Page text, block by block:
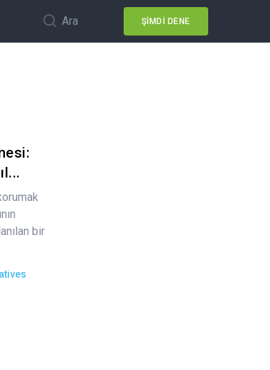
Ara ŞIMDI DENE
bir